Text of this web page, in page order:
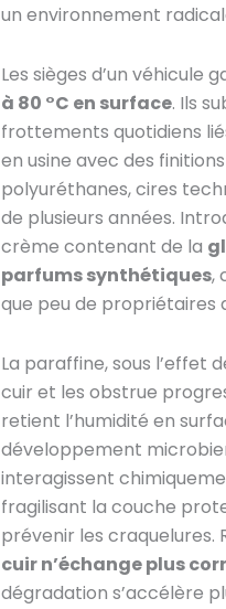
un environnement
Les sièges d’un véhicule
à 80 °C en surface. Ils
frottements quotidiens
en usine avec des
polyuréthanes, cires
de plusieurs années.
crème contenant de la
parfums synthétiques,
que peu de propriétaires
La paraffine, sous l’effet
cuir et les obstrue
retient l’humidité en
développement
interagissent
fragilisant la couche
prévenir les craquelures.
cuir n’échange plus
dégradation s’accélère